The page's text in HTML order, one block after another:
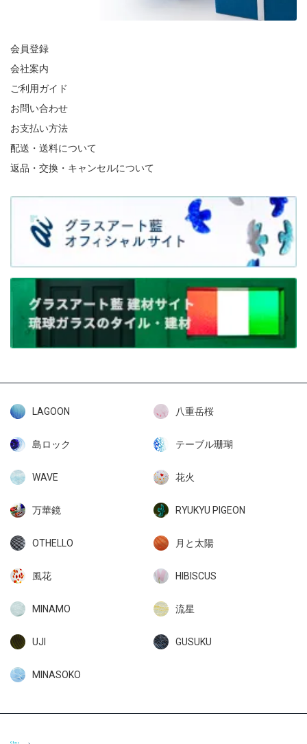
会員登録
会社案内
ご利用ガイド
お問い合わせ
お支払い方法
配送・送料について
返品・交換・キャンセルについて
LAGOON 八重岳桜
島ロック テーブル珊瑚
WAVE 花火
万華鏡 RYUKYU PIGEON
OTHELLO 月と太陽
風花 HIBISCUS
MINAMO 流星
UJI GUSUKU
MINASOKO